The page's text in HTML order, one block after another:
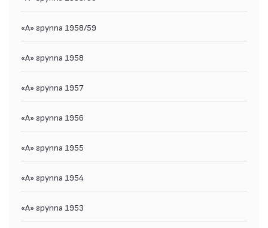
«А» группа 1958/59
«А» группа 1958
«А» группа 1957
«А» группа 1956
«А» группа 1955
«А» группа 1954
«А» группа 1953